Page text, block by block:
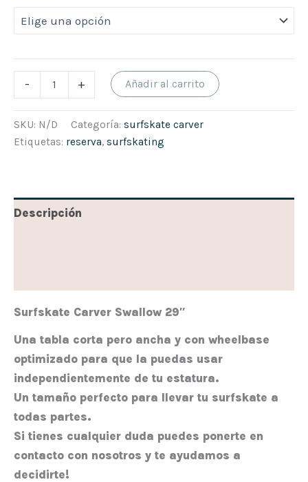
- + Añadir al carrito
SKU: N/D Categoría: surfskate carver
Etiquetas: reserva, surfskating
Descripción
Surfskate Carver Swallow 29″
Una tabla corta pero ancha y con wheelbase
optimizado para que la puedas usar
independientemente de tu estatura.
Un tamaño perfecto para llevar tu surfskate a
todas partes.
Si tienes cualquier duda puedes ponerte en
contacto con nosotros y te ayudamos a
decidirte!